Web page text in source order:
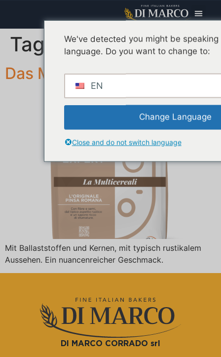
Tag Farina:Fasern
Das Mehrkorn
Mit Ballaststoffen und Kernen, mit typisch rustikalem
Aussehen. Ein nuancenreicher Geschmack.
DI MARCO CORRADO srl
We've detected you might be
language. Do you want to change to:
EN
Change Language
Close and do not switch language